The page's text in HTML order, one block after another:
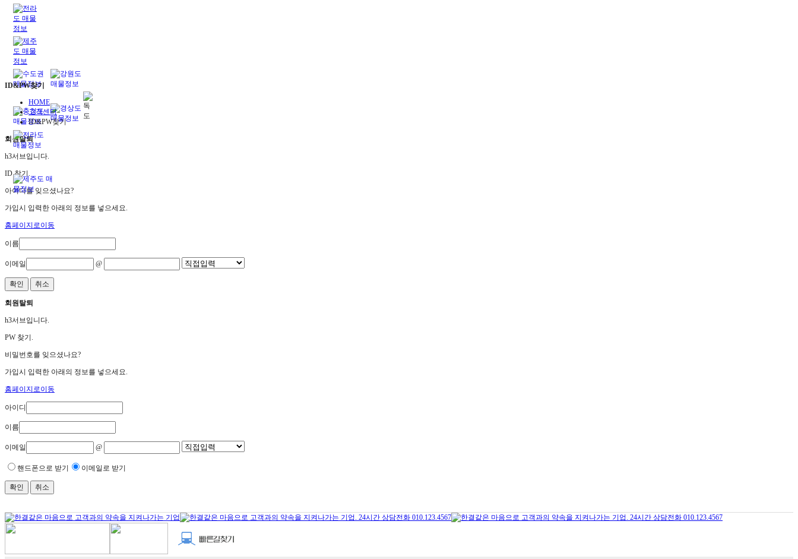
ID&PW찾기
HOME
고객센터
ID&PW찾기
회원탈퇴
h3서브입니다.
ID 찾기.
아이디를 잊으셨나요?
가입시 입력한 아래의 정보를 넣으세요.
홈페이지로이동
이름
이메일 @
회원탈퇴
h3서브입니다.
PW 찾기.
비밀번호를 잊으셨나요?
가입시 입력한 아래의 정보를 넣으세요.
홈페이지로이동
아이디
이름
이메일 @
핸드폰으로 받기 이메일로 받기